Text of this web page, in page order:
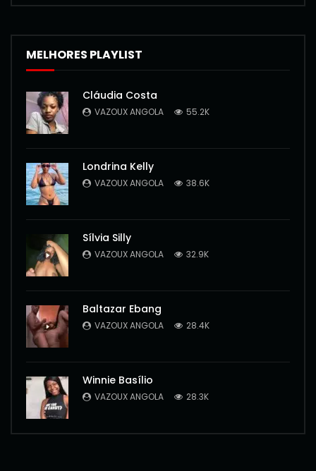
MELHORES PLAYLIST
Cláudia Costa
VAZOUX ANGOLA 55.2K
Londrina Kelly
VAZOUX ANGOLA 38.6K
Sílvia Silly
VAZOUX ANGOLA 32.9K
Baltazar Ebang
VAZOUX ANGOLA 28.4K
Winnie Basílio
VAZOUX ANGOLA 28.3K